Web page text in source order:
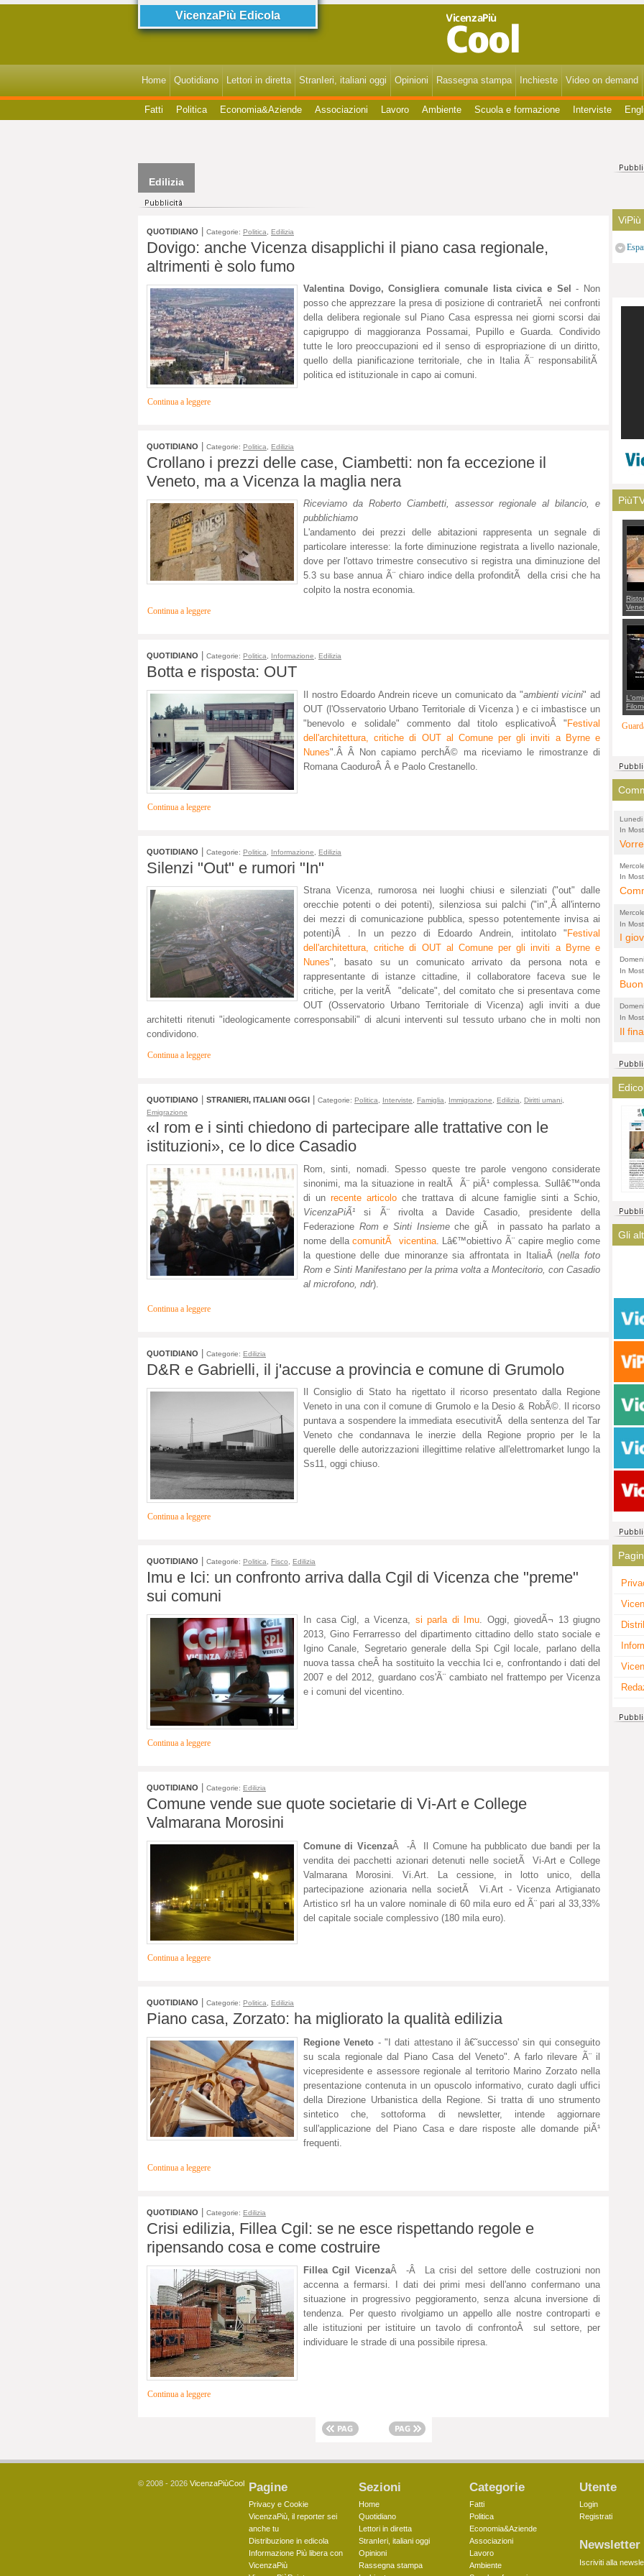
VicenzaPiù Edicola
Home Quotidiano Lettori in diretta StranIeri, italiani oggi Opinioni Rassegna stampa Inchieste Video on demand
Fatti Politica Economia&Aziende Associazioni Lavoro Ambiente Scuola e formazione Interviste
Edilizia
QUOTIDIANO Categorie: Politica Edilizia
Dovigo: anche Vicenza disapplichi il piano casa regionale,
altrimenti è solo fumo
Valentina Dovigo, Consigliera comunale lista civica e Sel- Non
posso che apprezzare la presa di posizione di contrarietÃ nei confronti
della delibera regionale sul Piano Casa espressa nei giorni scorsi dai
capigruppo di maggioranza Possamai, Pupillo e Guarda. Condivido
tutte le loro preoccupazioni ed il senso di espropriazione di un diritto,
quello della pianificazione territoriale, che in Italia Ã¨ responsabilitÃ
politica ed istituzionale in capo ai comuni.
Continua a leggere
QUOTIDIANO Categorie: Politica Edilizia
Crollano i prezzi delle case, Ciambetti: non fa eccezione il
Veneto, ma a Vicenza la maglia nera
Riceviamo da Roberto Ciambetti, assessor regionale al bilancio, e
pubblichiamo
L'andamento dei prezzi delle abitazioni rappresenta un segnale di
particolare interesse: la forte diminuzione registrata a livello nazionale,
dove per l'ottavo trimestre consecutivo si registra una diminuzione del
5.3 su base annua Ã¨ chiaro indice della profonditÃ della crisi che ha
colpito la nostra economia.
Continua a leggere
QUOTIDIANO Categorie: Politica Informazione Edilizia
Botta e risposta: OUT
Il nostro Edoardo Andrein riceve un comunicato da "ambienti vicini" ad
OUT (l'Osservatorio Urbano Territoriale di Vicenza ) e ci imbastisce un
"benevolo e solidale" commento dal titolo esplicativoÂ " Festival
dell'architettura, critiche di OUT al Comune per gli inviti a Byrne e
Nunes".Â Â Non capiamo perchÃ© ma riceviamo le rimostranze di
Romana CaoduroÂ Â e Paolo Crestanello.
Continua a leggere
QUOTIDIANO Categorie: Politica Informazione Edilizia
Silenzi "Out" e rumori "In"
Strana Vicenza, rumorosa nei luoghi chiusi e silenziati ("out" dalle
orecchie potenti o dei potenti), silenziosa sui palchi ("in",Â all'interno
dei mezzi di comunicazione pubblica, spesso potentemente invisa ai
potenti)Â . In un pezzo di Edoardo Andrein, intitolato " Festival
dell'architettura, critiche di OUT al Comune per gli inviti a Byrne e
Nunes", basato su un comunicato arrivato da persona nota e
rappresentante di istanze cittadine, il collaboratore faceva sue le
critiche, per la veritÃ "delicate", del comitato che si presentava come
OUT (Osservatorio Urbano Territoriale di Vicenza) agli inviti a due
architetti ritenuti "ideologicamente corresponsabili" di alcuni interventi sul tessuto urbano che in molti non
condividono.
Continua a leggere
QUOTIDIANO STRANIERI, ITALIANI OGGI Categorie: Politica Interviste Famiglia Immigrazione Edilizia Diritti umani
Emigrazione
«I rom e i sinti chiedono di partecipare alle trattative con le
istituzioni», ce lo dice Casadio
Rom, sinti, nomadi. Spesso queste tre parole vengono considerate
sinonimi, ma la situazione in realtÃ Ã¨ piÃ¹ complessa. Sullâ€™onda
di unrecente articolo che trattava di alcune famiglie sinti a Schio,
VicenzaPiÃ¹ si Ã¨ rivolta a Davide Casadio, presidente della
Federazione Rom e Sinti Insiemeche giÃ in passato ha parlato a
nome dellacomunitÃ vicentina. Lâ€™obiettivo Ã¨ capire meglio come
la questione delle due minoranze sia affrontata in ItaliaÂ (nella foto
Rom e Sinti Manifestano per la prima volta a Montecitorio, con Casadio
al microfono, ndr).
Continua a leggere
QUOTIDIANO Categorie: Edilizia
D&R e Gabrielli, il j'accuse a provincia e comune di Grumolo
Il Consiglio di Stato ha rigettato il ricorso presentato dalla Regione
Veneto in una con il comune di Grumolo e la Desio & RobÃ©. Il ricorso
puntava a sospendere la immediata esecutivitÃ della sentenza del Tar
Veneto che condannava le inerzie della Regione proprio per le la
querelle delle autorizzazioni illegittime relative all'elettromarket lungo la
Ss11, oggi chiuso.
Continua a leggere
QUOTIDIANO Categorie: Politica, Fisco, Edilizia
Imu e Ici: un confronto arriva dalla Cgil di Vicenza che "preme"
sui comuni
In casa Cigl, a Vicenza, si parla di Imu . Oggi, giovedÃ¬ 13 giugno
2013, Gino Ferrarresso del dipartimento cittadino dello stato sociale e
Igino Canale, Segretario generale della Spi Cgil locale, parlano della
nuova tassa cheÂ ha sostituito la vecchia Ici e, confrontando i dati del
2007 e del 2012, guardano cos'Ã¨ cambiato nel frattempo per Vicenza
e i comuni del vicentino.
Continua a leggere
QUOTIDIANO Categorie: Edilizia
Comune vende sue quote societarie di Vi-Art e College
Valmarana Morosini
Comune di VicenzaÂ -Â Il Comune ha pubblicato due bandi per la
vendita dei pacchetti azionari detenuti nelle societÃ Vi-Art e College
Valmarana Morosini. Vi.Art. La cessione, in lotto unico, della
partecipazione azionaria nella societÃ Vi.Art - Vicenza Artigianato
Artistico srl ha un valore nominale di 60 mila euro ed Ã¨ pari al 33,33%
del capitale sociale complessivo (180 mila euro).
Continua a leggere
QUOTIDIANO Categorie: Politica, Edilizia
Piano casa, Zorzato: ha migliorato la qualità edilizia
Regione Veneto - "I dati attestano il â€˜successo' sin qui conseguito
su scala regionale dal Piano Casa del Veneto". A farlo rilevare Ã¨ il
vicepresidente e assessore regionale al territorio Marino Zorzato nella
presentazione contenuta in un opuscolo informativo, curato dagli uffici
della Direzione Urbanistica della Regione. Si tratta di uno strumento
sintetico che, sottoforma di newsletter, intende aggiornare
sull'applicazione del Piano Casa e dare risposte alle domande piÃ¹
frequenti.
Continua a leggere
QUOTIDIANO Categorie: Edilizia
Crisi edilizia, Fillea Cgil: se ne esce rispettando regole e
ripensando cosa e come costruire
Fillea Cgil VicenzaÂ -Â La crisi del settore delle costruzioni non
accenna a fermarsi. I dati dei primi mesi dell'anno confermano una
situazione in progressivo peggioramento, senza alcuna inversione di
tendenza. Per questo rivolgiamo un appello alle nostre controparti e
alle istituzioni per istituire un tavolo di confrontoÂ sul settore, per
individuare le strade di una possibile ripresa.
Continua a leggere
ViPiù
con
Lunedi
In
di
e
alta
In
altre
di
a
ha
In
I
In
In
Il
? La
Gli
© 2008 - 2026 VicenzaPiùCool Pagine
Privacy e Cookie
VicenzaPiù, il reporter sei
anche tu
Distribuzione in edicola
Informazione Più libera con
VicenzaPiù
Sezioni
Home
Quotidiano
Lettori in diretta
StranIeri, italiani oggi
Opinioni
Rassegna stampa
Categorie
Fatti
Politica
Economia&Aziende
Associazioni
Lavoro
Ambiente
Utente
Login
Registrati
Newsletter
Iscriviti alla